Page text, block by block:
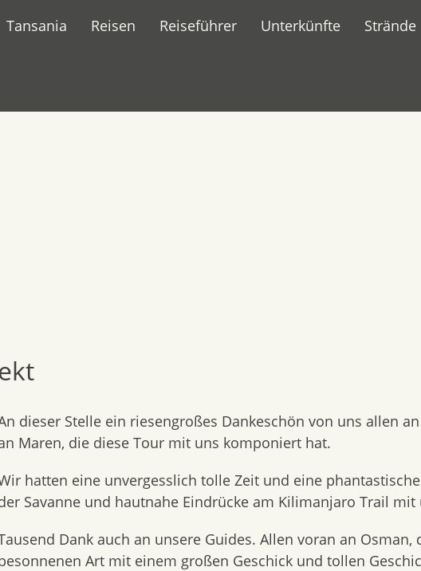
Tansania Reisen Reiseführer Unterkünfte Strände
dieser Stelle ein riesengroßes Dankeschön von uns allen
Maren, die diese Tour mit uns komponiert hat.
hatten eine unvergesslich tolle Zeit und eine
Savanne und hautnahe Eindrücke am Kilimanjaro Trail mit
Dank auch an unsere Guides. Allen voran an
Art mit einem großen Geschick und tollen